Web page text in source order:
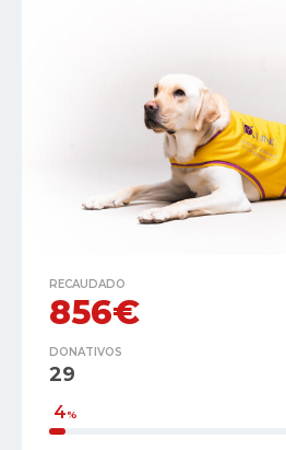
RECAUDADO
856€
DONATIVOS
29
4%